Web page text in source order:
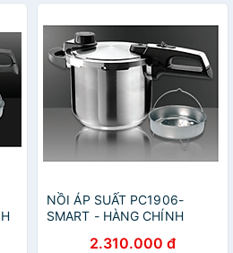
NỒI ÁP SUẤT PC1906-
SMART - HÀNG CHÍNH
2.310.000 đ